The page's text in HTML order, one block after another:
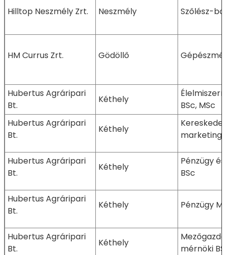
Hilltop Neszmély Zrt. Neszmély Szőlész-
HM Currus Zrt. Gödöllő
Hubertus Agráripari
Bt.
Kéthely
BSc, MSc
Hubertus Agráripari
Bt.
Kéthely
marketing
Hubertus Agráripari
Bt.
Kéthely
Pénzügy
BSc
Hubertus Agráripari
Bt.
Kéthely Pénzügy
Hubertus Agráripari
Bt.
Kéthely
mérnöki